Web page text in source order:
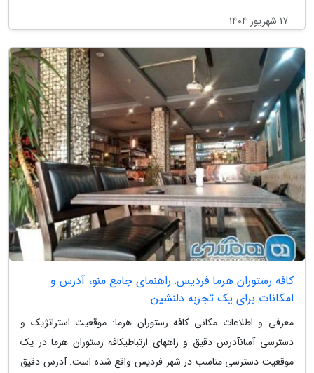
17 شهریور 1404
کافه رستوران هرما فردیس: راهنمای جامع منو، آدرس و
امکانات برای یک تجربه دلنشین
معرفی و اطلاعات مکانی کافه رستوران هرما: موقعیت استراتژیک و
دسترسی آسانآدرس دقیق و راههای ارتباطیکافه رستوران هرما در یک
موقعیت دسترسی مناسب در شهر فردیس واقع شده است. آدرس دقیق